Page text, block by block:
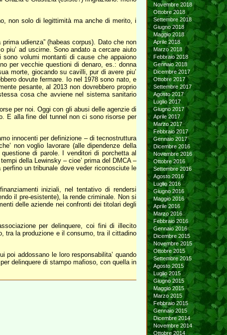
non solo di legittimità ma anche di merito, i
udienza” (habeas corpus). Dato che non
piu’ ad uscirne. Sono andato a cercare aiuto
volumi montanti di cause che appaiono
per vecchie questioni di denaro, es.: donna
morte, giocando su cavilli, pur di avere piu’
dovute fermare. Io nel 1978 sono nato, e
pesante, al 2013 non dovrebbero proprio
cosa che avviene nel sistema sanitario
per noi. Oggi con gli abusi delle agenzie di
E alla fine del tunnel non ci sono risorse per
innocenti per definizione – di tecnostruttura
non voglio lavorare (alle dipendenze della
di parole. I venditori di porchetta al
della Lewinsky – cioe’ prima del DMCA –
perfino un tribunale dove veder riconosciute le
iniziali, nel tentativo di rendersi
il pre-esistente), la rende criminale. Non si
delle aziende nei confronti dei titolari degli
per delinquere, coi fini di illecito
tra la produzione e il consumo, tra il cittadino
addossano le loro responsabilita’ quando
delinquere di stampo mafioso, con quella in
Novembre 2018
Ottobre 2018
Settembre 2018
Giugno 2018
Maggio 2018
Aprile 2018
Marzo 2018
Febbraio 2018
Gennaio 2018
Dicembre 2017
Ottobre 2017
Settembre 2017
Agosto 2017
Luglio 2017
Giugno 2017
Aprile 2017
Marzo 2017
Febbraio 2017
Gennaio 2017
Dicembre 2016
Novembre 2016
Ottobre 2016
Settembre 2016
Agosto 2016
Luglio 2016
Giugno 2016
Maggio 2016
Aprile 2016
Marzo 2016
Febbraio 2016
Gennaio 2016
Dicembre 2015
Novembre 2015
Ottobre 2015
Settembre 2015
Agosto 2015
Luglio 2015
Giugno 2015
Maggio 2015
Marzo 2015
Febbraio 2015
Gennaio 2015
Dicembre 2014
Novembre 2014
Ottobre 2014